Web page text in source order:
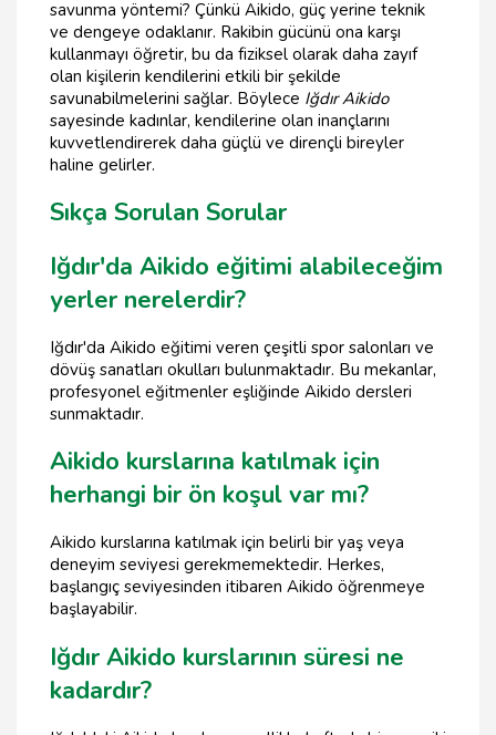
savunma yöntemi? Çünkü Aikido, güç yerine teknik
ve dengeye odaklanır. Rakibin gücünü ona karşı
kullanmayı öğretir, bu da fiziksel olarak daha zayıf
olan kişilerin kendilerini etkili bir şekilde
savunabilmelerini sağlar. Böylece Iğdır Aikido
sayesinde kadınlar, kendilerine olan inançlarını
kuvvetlendirerek daha güçlü ve dirençli bireyler
haline gelirler.
Sıkça Sorulan Sorular
Iğdır'da Aikido eğitimi alabileceğim
yerler nerelerdir?
Iğdır'da Aikido eğitimi veren çeşitli spor salonları ve
dövüş sanatları okulları bulunmaktadır. Bu mekanlar,
profesyonel eğitmenler eşliğinde Aikido dersleri
sunmaktadır.
Aikido kurslarına katılmak için
herhangi bir ön koşul var mı?
Aikido kurslarına katılmak için belirli bir yaş veya
deneyim seviyesi gerekmemektedir. Herkes,
başlangıç seviyesinden itibaren Aikido öğrenmeye
başlayabilir.
Iğdır Aikido kurslarının süresi ne
kadardır?